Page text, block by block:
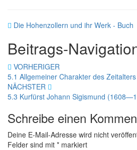
Die Hohenzollern und ihr Werk - Buch
Beitrags-
VORHERIGER
5.1 Allgemeiner Charakter des
NÄCHSTER
5.3 Kurfürst Johann Sigismund
Schreibe einen
Deine E-Mail-Adresse wird nicht
Felder sind mit * markiert